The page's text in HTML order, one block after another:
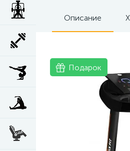
Описание
Подарок